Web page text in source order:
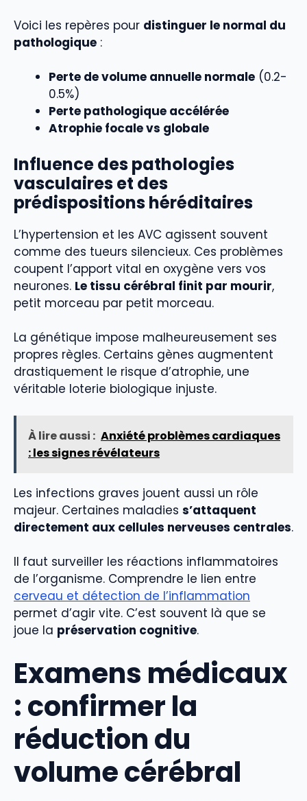
Voici les repères pour distinguer le normal du
pathologique :
Perte de volume annuelle normale (0.2-
0.5%)
Perte pathologique accélérée
Atrophie focale vs globale
Influence des pathologies
vasculaires et des
prédispositions héréditaires
L’hypertension et les AVC agissent souvent
comme des tueurs silencieux. Ces problèmes
coupent l’apport vital en oxygène vers vos
neurones. Le tissu cérébral finit par mourir,
petit morceau par petit morceau.
La génétique impose malheureusement ses
propres règles. Certains gènes augmentent
drastiquement le risque d’atrophie, une
véritable loterie biologique injuste.
À lire aussi : Anxiété problèmes cardiaques
: les signes révélateurs
Les infections graves jouent aussi un rôle
majeur. Certaines maladies s’attaquent
directement aux cellules nerveuses centrales.
Il faut surveiller les réactions inflammatoires
de l’organisme. Comprendre le lien entre
cerveau et détection de l’inflammation
permet d’agir vite. C’est souvent là que se
joue la préservation cognitive.
Examens médicaux
: confirmer la
réduction du
volume cérébral